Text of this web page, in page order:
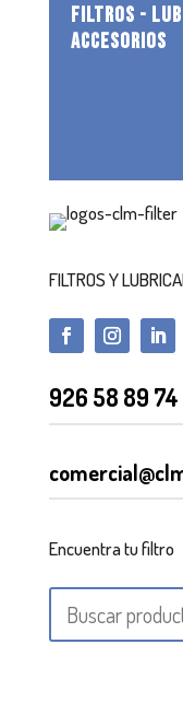
FILTROS -
ACCESORIOS
FILTROS Y
926 58 89 74
Encuentra tu filtro